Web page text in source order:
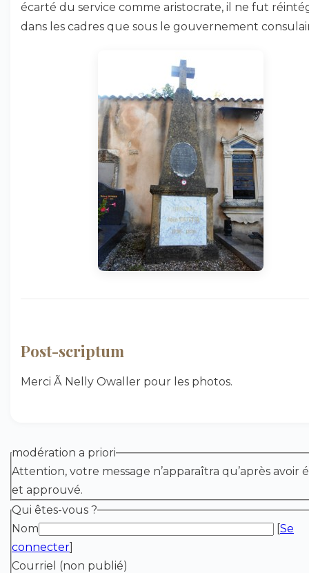
écarté du service comme aristocrate, il ne fut
dans les cadres que sous le gouvernement
Post-scriptum
Merci Ã Nelly Owaller pour les photos.
modération a priori
Attention, votre message n’apparaîtra qu’après avoir
et approuvé.
Qui êtes-vous ?
Nom
[Se
connecter]
Courriel (non publié)